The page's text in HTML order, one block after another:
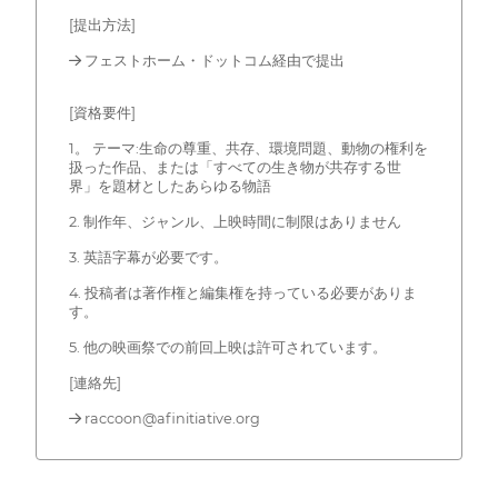
[提出方法]
→ フェストホーム・ドットコム経由で提出
[資格要件]
1。 テーマ:生命の尊重、共存、環境問題、動物の権利を
扱った作品、または「すべての生き物が共存する世
界」を題材としたあらゆる物語
2. 制作年、ジャンル、上映時間に制限はありません
3. 英語字幕が必要です。
4. 投稿者は著作権と編集権を持っている必要がありま
す。
5. 他の映画祭での前回上映は許可されています。
[連絡先]
→ raccoon@afinitiative.org